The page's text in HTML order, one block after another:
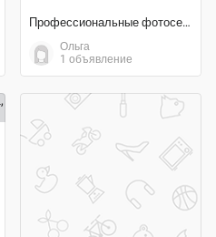
Профессиональные фотосессии в Алматы
Ольга
1 объявление